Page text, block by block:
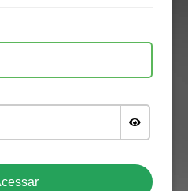
Exibir